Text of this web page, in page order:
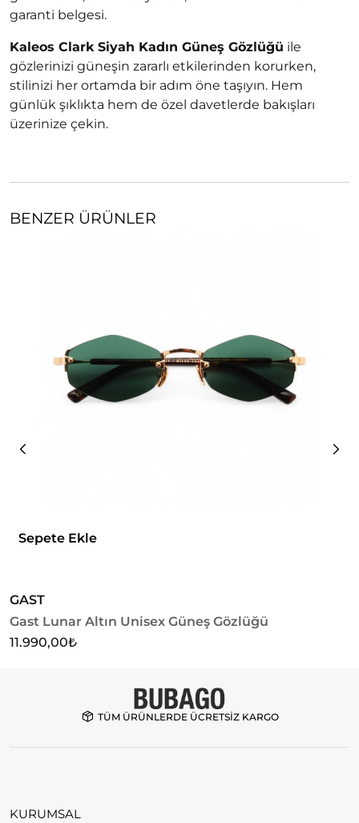
garanti belgesi.
Kaleos Clark Siyah Kadın Güneş Gözlüğü ile
gözlerinizi güneşin zararlı etkilerinden korurken,
stilinizi her ortamda bir adım öne taşıyın. Hem
günlük şıklıkta hem de özel davetlerde bakışları
üzerinize çekin.
BENZER ÜRÜNLER
Sepete Ekle
GAST
Gast Lunar Altın Unisex Güneş Gözlüğü
11.990,00₺
TÜM ÜRÜNLERDE ÜCRETSİZ KARGO
KURUMSAL